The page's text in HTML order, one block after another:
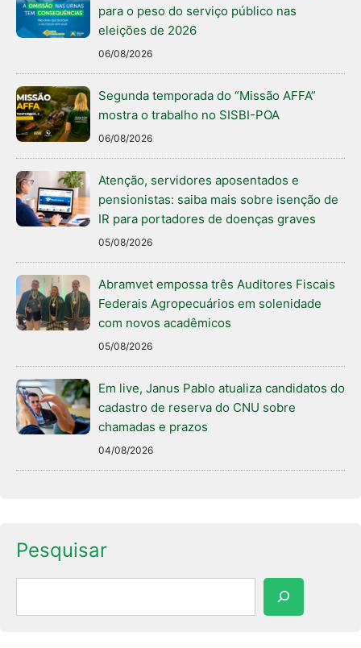
para o peso do serviço público nas
eleições de 2026
06/08/2026
Segunda temporada do “Missão AFFA”
mostra o trabalho no SISBI-POA
06/08/2026
Atenção, servidores aposentados e
pensionistas: saiba mais sobre isenção de
IR para portadores de doenças graves
05/08/2026
Abramvet empossa três Auditores Fiscais
Federais Agropecuários em solenidade
com novos acadêmicos
05/08/2026
Em live, Janus Pablo atualiza candidatos do
cadastro de reserva do CNU sobre
chamadas e prazos
04/08/2026
Pesquisar